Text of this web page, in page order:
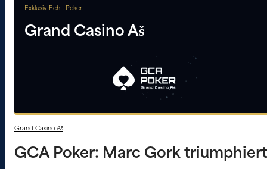
Exklusiv. Echt. Poker.
Grand Casino Aš
Grand Casino Aš
GCA Poker: Marc Gork triumphiert